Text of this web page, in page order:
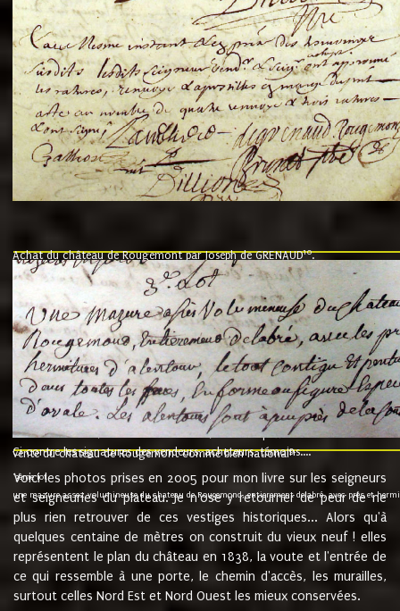
Achat du château de Rougemont par Joseph de GRENAUD10.
"l'an mil six cent soixante treze le ving neuvième jour du mois de
nommé fut présent Messire Claude Guillaume de Moyriat chevalier baron
vend, purement simplement et irrevocablement a monseigneur monsieur
et chavannes conseiller du roy au parlement de Bourgogne, present et
que le dit seigneur Baron de la Vellière a sur ses hommes, indivisables et
de la Velliere tout ainsi et comme le dit seigneur Baron et ses
présent......"
suivent les rentes, donation des terriers, etc... au prix de 880 livre louis
Ci contre les signatures des vendeurs, acheteurs, témoins....
vente du château de Rougemont comme bien national9.
"3ème lot
une mazure assez volumineuse du chateau de Rougemond, entierement delabré, avec près et
Voici les photos prises en 2005 pour mon livre sur les seigneurs
et seigneuries du plateau. Je n'ose y retourner de peur de ne
plus rien retrouver de ces vestiges historiques... Alors qu'à
quelques centaine de mètres on construit du vieux neuf ! elles
représentent le plan du château en 1838, la voute et l'entrée de
ce qui ressemble à une porte, le chemin d'accès, les murailles,
surtout celles Nord Est et Nord Ouest les mieux conservées.